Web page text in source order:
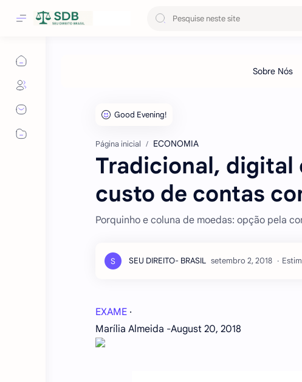
Página inicial ECONOMIA
Tradicional, digital
custo de contas
Porquinho e coluna de moedas: opção pela
EXAME ·
Marília Almeida -August 20, 2018